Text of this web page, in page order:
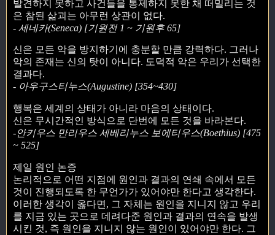
발견하지 못하고 사건들을 통제하지 못한 채 떠밀리는 것
은 참된 삶괴는 아무런 상관이 없다.
- 세네카(Seneca) [기원전 1 ~ 기원후 65]
신은 모든 악을 방지하기에 충분할 만큼 강력하다. 그러나
악의 존재는 신의 탓이 아니다. 도덕적 악은 우리가 선택한
결과다.
- 아우구스티누스(Augustine) [354~430]
행복은 세계의 상태가 아니라 마음의 상태이다.
신은 무시간적인 방식으로 단번에 모든 것을 바라본다.
-안키우스 만리우스 세베리누스 보에티우스(Boethius) [475
~ 525]
제일 원인 논증
논리적으로 어떤 지점에 원인과 결과의 연쇄 속에서 모든
것이 진행되도록 한 무언가가 있어야만 한다고 생각한다.
이러한 생각이 옳다면, 그 자체는 원인을 지니지 않고 우리
를 지금 있는 곳으로 데려다준 원인과 결과의 연속을 발생
시킨 것, 즉 원인을 지니지 않는 원인이 있어야만 한다. 그